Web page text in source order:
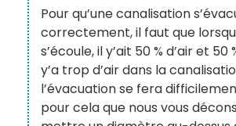
Pour qu’une canalisation
correctement, il faut que
s’écoule, il y’ait 50 % d’air et 50
y’a trop d’air dans la
l’évacuation se fera
pour cela que nous vous